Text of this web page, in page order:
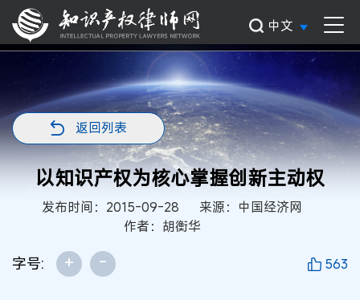
中文
返回列表
以知识产权为核心掌握创新主动权
发布时间：2015-09-28
来源：中国经济网
作者：胡衡华
字号: + - 563